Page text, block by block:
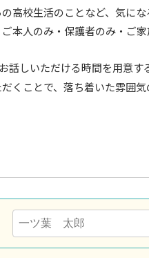
高校生活のことなど、気に
ご本人のみ・保護者のみ・ご
話しいただける時間を用意す
くことで、落ち着いた雰囲